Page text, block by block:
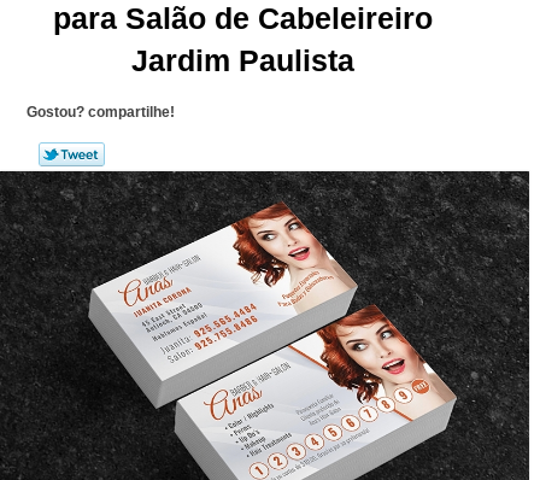
para Salão de Cabeleireiro
Jardim Paulista
Gostou? compartilhe!